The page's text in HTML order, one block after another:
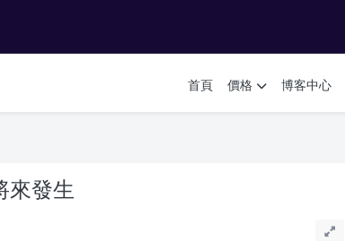
首頁 價格 博客中心
來發生